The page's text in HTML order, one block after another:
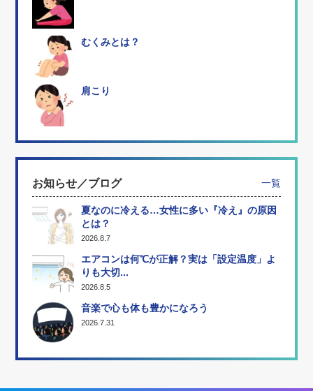
むくみとは？
肩こり
お知らせ／ブログ 一覧
夏なのに冷える…女性に多い『冷え』の原因
とは？
2026.8.7
エアコンは何℃が正解？実は「設定温度」よ
りも大切...
2026.8.5
音楽で心も体も豊かになろう
2026.7.31